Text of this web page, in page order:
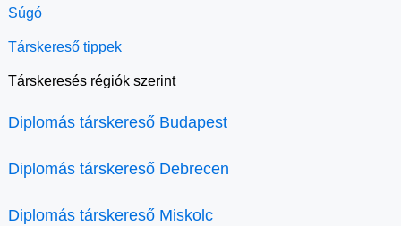
Súgó
Társkereső tippek
Társkeresés régiók szerint
Diplomás társkereső Budapest
Diplomás társkereső Debrecen
Diplomás társkereső Miskolc